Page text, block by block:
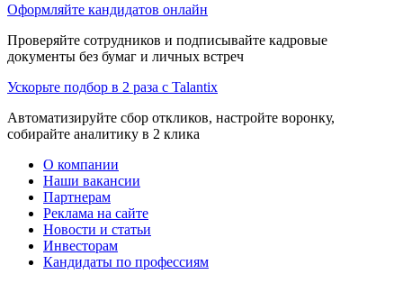
Оформляйте кандидатов онлайн
Проверяйте сотрудников и подписывайте кадровые
документы без бумаг и личных встреч
Ускорьте подбор в 2 раза с Talantix
Автоматизируйте сбор откликов, настройте воронку,
собирайте аналитику в 2 клика
О компании
Наши вакансии
Партнерам
Реклама на сайте
Новости и статьи
Инвесторам
Кандидаты по профессиям